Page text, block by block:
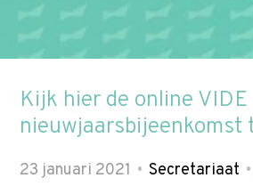
p
t
o
n
v
i
Kijk hier de online VIDE
nieuwjaarsbijeenkomst
23 januari 2021 Secretariaat